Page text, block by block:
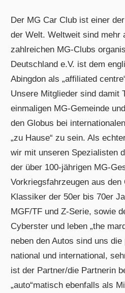
Der MG Car Club ist einer
der Welt. Weltweit sind mehr
zahlreichen MG-Clubs
Deutschland e.V. ist dem
Abingdon als „affiliated
Unsere Mitglieder sind damit
einmaligen MG-Gemeinde
den Globus bei
„zu Hause“ zu sein. Als
wir mit unseren Spezialisten
der über 100-jährigen MG-
Vorkriegsfahrzeugen aus
Klassiker der 50er bis 70er
MGF/TF und Z-Serie, sowie
Cyberster und leben „the
neben den Autos sind uns
national und international,
ist der Partner/die Partnerin
„auto“matisch ebenfalls als